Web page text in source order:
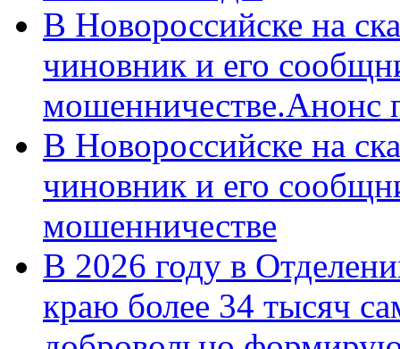
В Новороссийске на
чиновник и его
мошенничестве.Анонс
В Новороссийске на
чиновник и его
мошенничестве
В 2026 году в
краю более 34 тысяч